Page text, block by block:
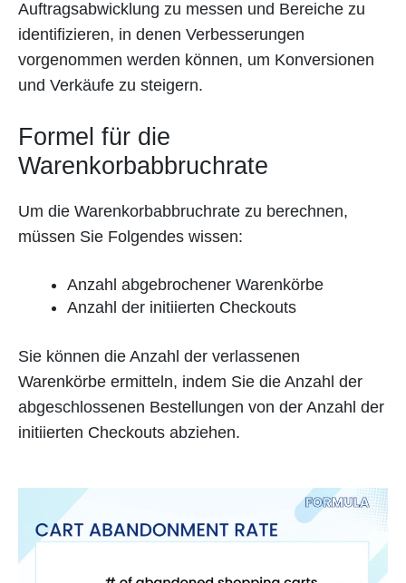
Auftragsabwicklung zu messen und Bereiche zu
identifizieren, in denen Verbesserungen
vorgenommen werden können, um Konversionen
und Verkäufe zu steigern.
Formel für die
Warenkorbabbruchrate
Um die Warenkorbabbruchrate zu berechnen,
müssen Sie Folgendes wissen:
Anzahl abgebrochener Warenkörbe
Anzahl der initiierten Checkouts
Sie können die Anzahl der verlassenen
Warenkörbe ermitteln, indem Sie die Anzahl der
abgeschlossenen Bestellungen von der Anzahl der
initiierten Checkouts abziehen.